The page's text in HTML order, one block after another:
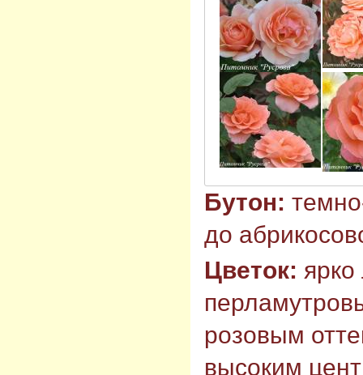
Бутон:
до
Цветок:
розовым
высоким